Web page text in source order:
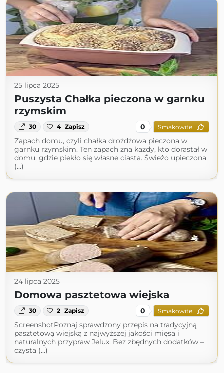
25 lipca 2025
Puszysta Chałka pieczona w garnku
rzymskim
30 4 Zapisz 0 Smakowite
Zapach domu, czyli chałka drożdżowa pieczona w
garnku rzymskim. Ten zapach zna każdy, kto dorastał w
domu, gdzie piekło się własne ciasta. Świeżo upieczona
(...)
24 lipca 2025
Domowa pasztetowa wiejska
30 2 Zapisz 0 Smakowite
ScreenshotPoznaj sprawdzony przepis na tradycyjną
pasztetową wiejską z najwyższej jakości mięsa i
naturalnych przypraw Jelux. Bez zbędnych dodatków –
czysta (...)